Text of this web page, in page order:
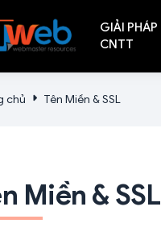
GIẢI PHÁP
CNTT
chủ Tên Miền & SSL
Miền & SSL